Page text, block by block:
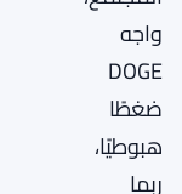
واجه
DOGE
ضغطًا
هبوطيًا،
ربما